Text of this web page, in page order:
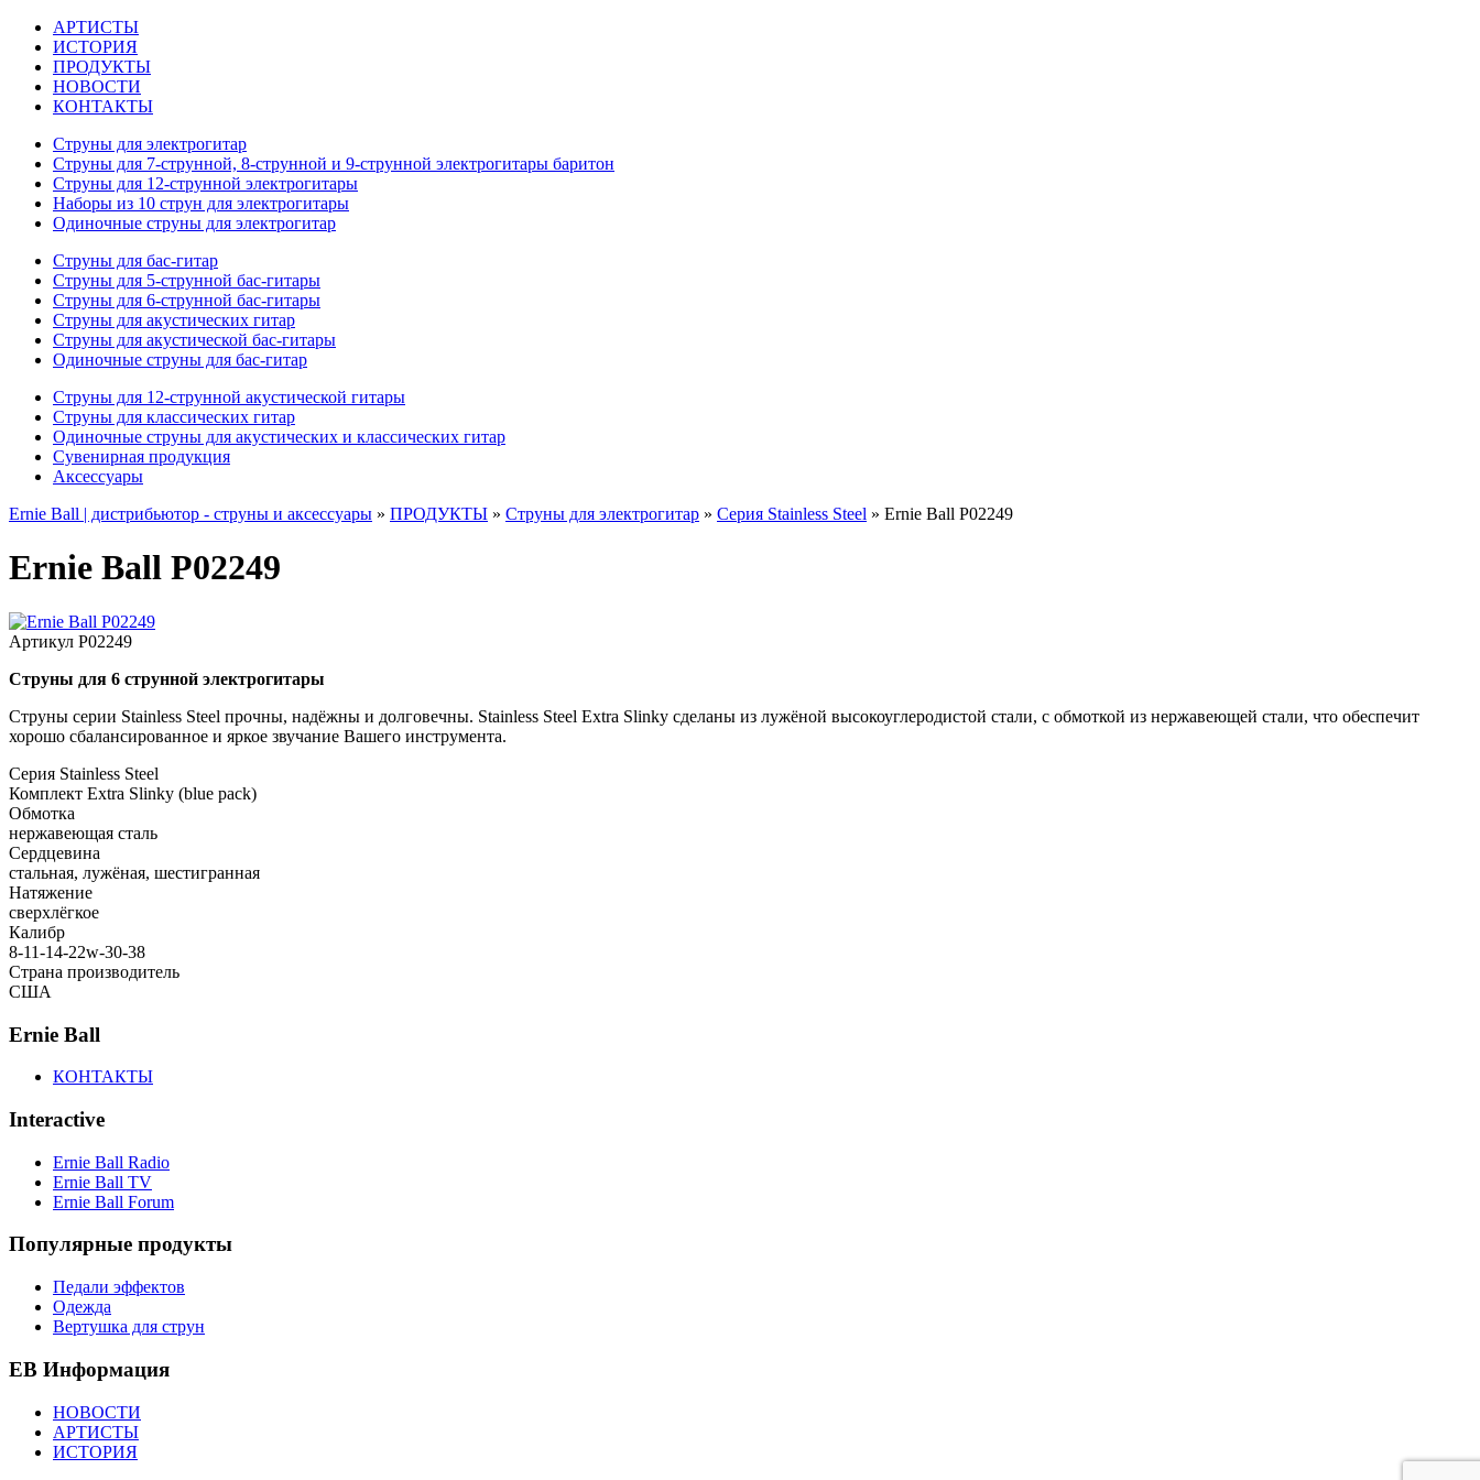
АРТИСТЫ
ИСТОРИЯ
ПРОДУКТЫ
НОВОСТИ
КОНТАКТЫ
Струны для электрогитар
Струны для 7-струнной, 8-струнной и 9-струнной электрогитары баритон
Струны для 12-струнной электрогитары
Наборы из 10 струн для электрогитары
Одиночные струны для электрогитар
Струны для бас-гитар
Струны для 5-струнной бас-гитары
Струны для 6-струнной бас-гитары
Струны для акустических гитар
Струны для акустической бас-гитары
Одиночные струны для бас-гитар
Струны для 12-струнной акустической гитары
Струны для классических гитар
Одиночные струны для акустических и классических гитар
Сувенирная продукция
Аксессуары
Ernie Ball | дистрибьютор - струны и аксессуары » ПРОДУКТЫ » Струны для электрогитар » Серия Stainless Steel » Ernie Ball P02249
Ernie Ball P02249
Артикул P02249
Струны для 6 струнной электрогитары
Струны серии Stainless Steel прочны, надёжны и долговечны. Stainless Steel Extra Slinky сделаны из лужёной высокоуглеродистой стали, с обмоткой из нержавеющей стали, что обеспечит
хорошо сбалансированное и яркое звучание Вашего инструмента.
Серия Stainless Steel
Комплект Extra Slinky (blue pack)
Обмотка
нержавеющая сталь
Сердцевина
стальная, лужёная, шестигранная
Натяжение
сверхлёгкое
Калибр
8-11-14-22w-30-38
Страна производитель
США
Ernie Ball
КОНТАКТЫ
Interactive
Ernie Ball Radio
Ernie Ball TV
Ernie Ball Forum
Популярные продукты
Педали эффектов
Одежда
Вертушка для струн
EB Информация
НОВОСТИ
АРТИСТЫ
ИСТОРИЯ